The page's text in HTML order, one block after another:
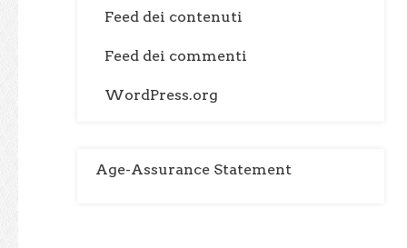
Feed dei contenuti
Feed dei commenti
WordPress.org
Age-Assurance Statement